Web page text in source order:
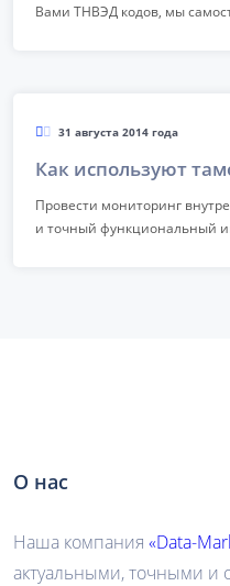
Вами ТНВЭД кодов, мы
31 августа 2014 года
Как используют
Провести мониторинг
и точный функциональный
О нас
Наша компания «Data-
актуальными, точными